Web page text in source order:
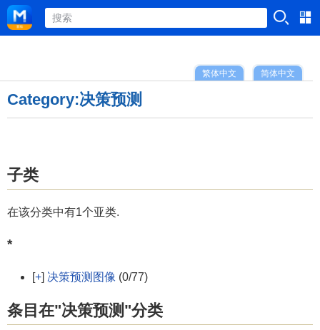
简体中文
繁体中文
Category:决策预测
子类
在该分类中有1个亚类.
*
[+] 决策预测图像 (0/77)
条目在"决策预测"分类